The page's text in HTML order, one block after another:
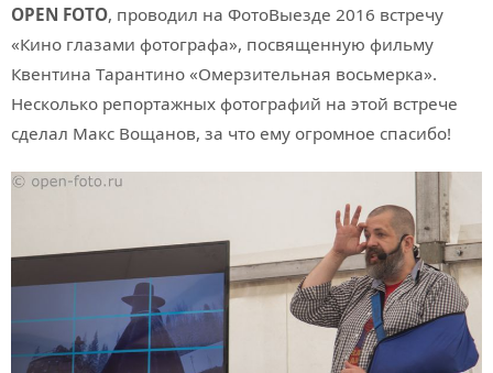
OPEN FOTO, проводил на ФотоВыезде 2016 встречу
«Кино глазами фотографа», посвященную фильму
Квентина Тарантино «Омерзительная восьмерка».
Несколько репортажных фотографий на этой встрече
сделал Макс Вощанов, за что ему огромное спасибо!